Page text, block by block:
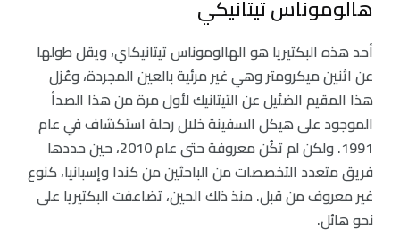
هالوموناس تيتانيكي
أحد هذه البكتيريا هو الهالوموناس تيتانيكاي، ويقل طولها
عن اثنين ميكرومتر وهي غير مرئية بالعين المجردة، وعُزل
هذا المقيم الضئيل عن التيتانيك لأول مرة من هذا الصدأ
الموجود على هيكل السفينة خلال رحلة استكشاف في عام
1991. ولكن لم تكُن معروفة حتى عام 2010، حين حددها
فريق متعدد التخصصات من الباحثين من كندا وإسبانيا، كنوع
غير معروف من قبل. منذ ذلك الحين، تضاعفت البكتيريا على
نحو هائل.